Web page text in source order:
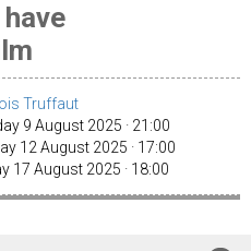
Truffaut
9 August 2025 · 21:00
12 August 2025 · 17:00
17 August 2025 · 18:00